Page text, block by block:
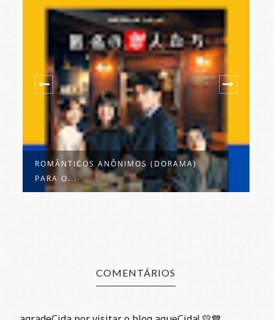
ROMÂNTICOS ANÔNIMOS (DORAMA)
PARA O...
COMENTÁRIOS